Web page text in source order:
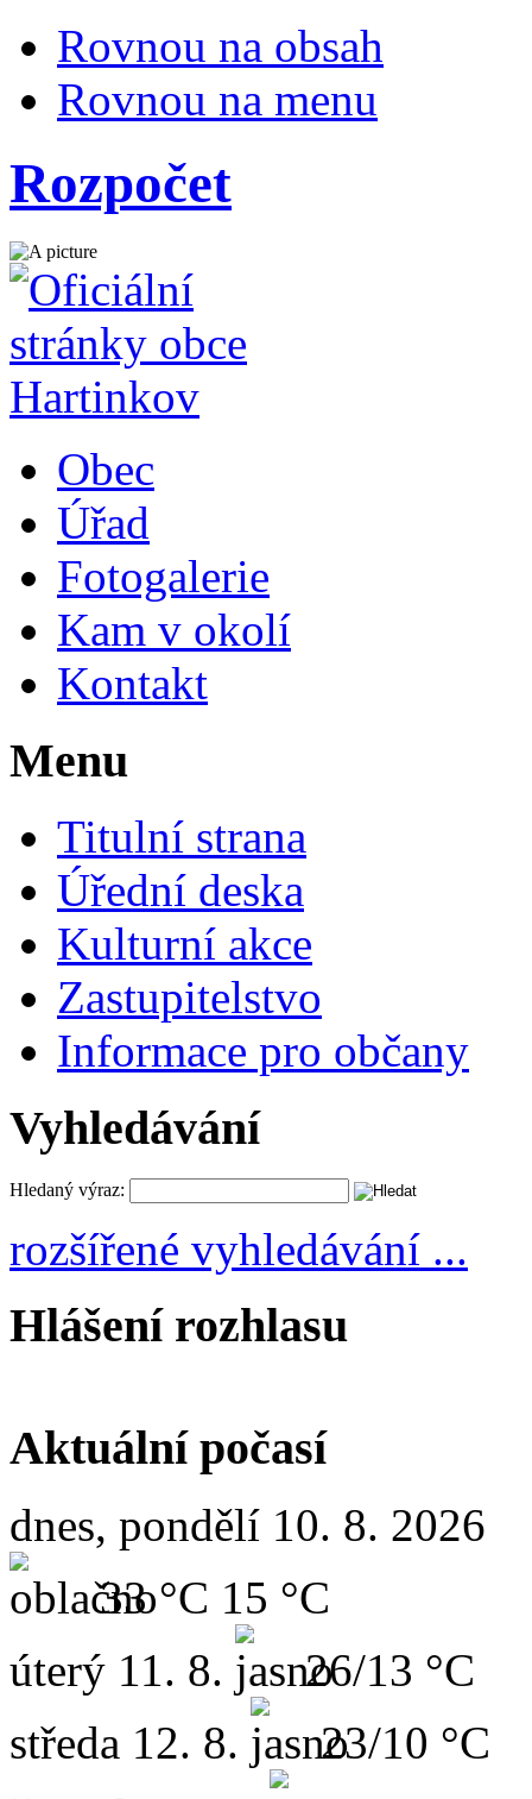
Rovnou na obsah
Rovnou na menu
Rozpočet
Obec
Úřad
Fotogalerie
Kam v okolí
Kontakt
Menu
Titulní strana
Úřední deska
Kulturní akce
Zastupitelstvo
Informace pro občany
Vyhledávání
Hledaný výraz:
rozšířené vyhledávání ...
Hlášení rozhlasu
Aktuální počasí
dnes, pondělí 10. 8. 2026
33 °C 15 °C
úterý 11. 8.
26/13 °C
středa 12. 8.
23/10 °C